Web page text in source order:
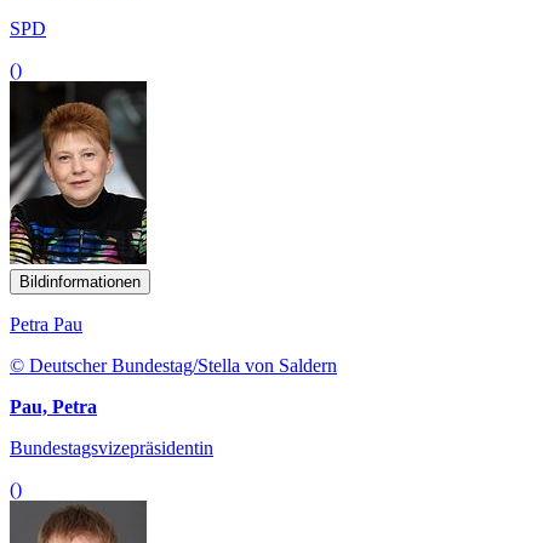
SPD
()
Bildinformationen
Petra Pau
© Deutscher Bundestag/Stella von Saldern
Pau, Petra
Bundestagsvizepräsidentin
()